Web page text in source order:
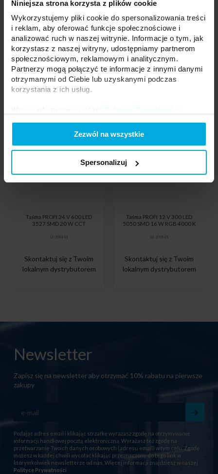
Niniejsza strona korzysta z plików cookie
Wykorzystujemy pliki cookie do spersonalizowania treści
i reklam, aby oferować funkcje społecznościowe i
analizować ruch w naszej witrynie. Informacje o tym, jak
korzystasz z naszej witryny, udostępniamy partnerom
społecznościowym, reklamowym i analitycznym.
Partnerzy mogą połączyć te informacje z innymi danymi
otrzymanymi od Ciebie lub uzyskanymi podczas
korzystania z ich usług.
Zezwól na wszystkie
Spersonalizuj
Produkty powiązane
Taśma PROFI 24 V 600 LED
3527 SMD 20 W CCT
16-2084-01
Skontaktuj się z Twoim
lokalnym dystrybutorem
Taśma PROFI 12 V 300 LED
5050 SMD 16 W RGB 4000 K
16-2018-01
Skontaktuj się z Twoim
lokalnym dystrybutorem
Newsletter
Zapisz się na newsletter aby otrzymać 10% rabatu na pierwsze
zakupy
Podając adres email i klikając strzałkę wyrażasz zgodę na otrzymywanie
informacji handlowej pocztą elektroniczną. Wyrażasz też zgodę na
przetwarzanie Twoich danych osobowych (adresu email) w tym celu. Zgodę
możesz w każdej chwili wycofać klikając przeznaczony do tego link w
którymkolwiek newsletterze od nas. Więcej informacji znajdziesz w naszej
Polityce Prywatności